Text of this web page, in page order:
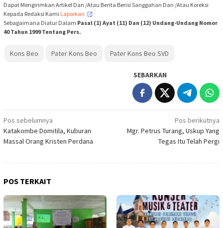
Dapat Mengirimkan Artikel Dan /Atau Berita Berisi Sanggahan Dan /Atau Koreksi
Kepada Redaksi Kami Laporkan
,
Sebagaimana Diatur Dalam Pasal (1) Ayat (11) Dan (12) Undang-Undang Nomor
40 Tahun 1999 Tentang Pers.
Kons Beo Pater Kons Beo Pater Kons Beo SVD
SEBARKAN
Navigasi
pos
Pos sebelumnya
Katakombe Domitila, Kuburan
Massal Orang Kristen Perdana
Pos berikutnya
Mgr. Petrus Turang, Uskup Yang
Tegas Itu Telah Pergi
POS TERKAIT